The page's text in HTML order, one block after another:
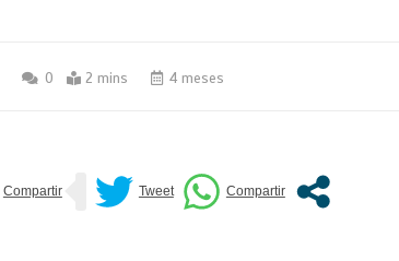
0 2 mins 4 meses